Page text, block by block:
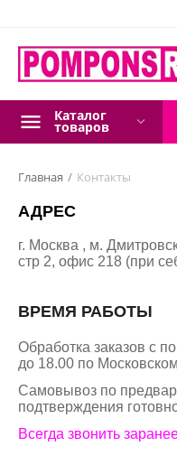
Каталог
товаров
Главная / Контакты
АДРЕС
г. Москва , м.
стр 2, офис 218 (при
ВРЕМЯ РАБОТЫ
Обработка заказов с
до 18.00 по
Самовывоз по
подтверждения
Всегда звонить